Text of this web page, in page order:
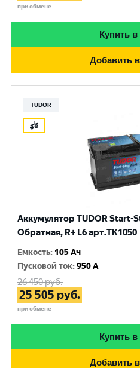
при обмене
Купить в
Добавить
TUDOR
Аккумулятор TUDOR Start-
Обратная, R+ L6 арт.TK1050
Емкость: 105 Ач
Пусковой ток:950 A
26 450руб.
25 505 руб.
при обмене
Купить в
Добавить